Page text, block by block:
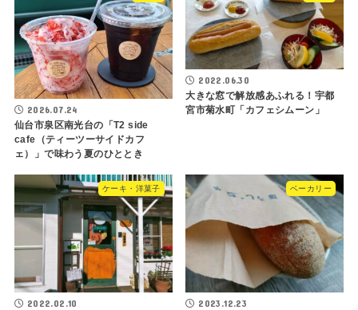
2026.07.24
仙台市泉区南光台の「T2 side
cafe（ティーツーサイドカフ
ェ）」で味わう夏のひととき
2022.06.30
大きな窓で解放感あふれる！宇都
宮市菊水町「カフェシムーン」
ケーキ・洋菓子
2022.02.10
ベーカリー
2023.12.23